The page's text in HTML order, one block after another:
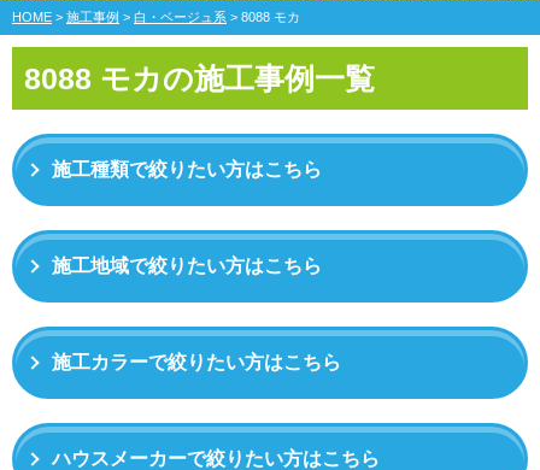
HOME > 施工事例 > 白・ベージュ系 > 8088 モカ
8088 モカの施工事例一覧
施工種類で絞りたい方はこちら
施工地域で絞りたい方はこちら
施工カラーで絞りたい方はこちら
ハウスメーカーで絞りたい方はこちら